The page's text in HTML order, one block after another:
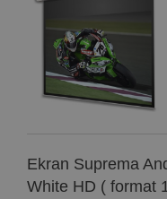
Ekran Suprema
White HD ( format